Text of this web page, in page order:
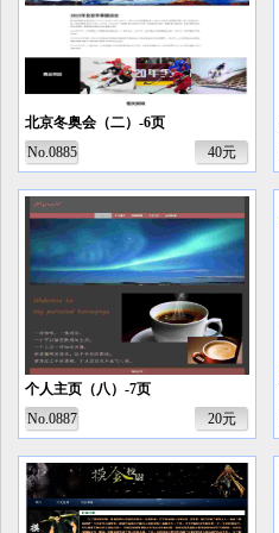
北京冬奥会（二）-6页
No.0885
40元
个人主页（八）-7页
No.0887
20元